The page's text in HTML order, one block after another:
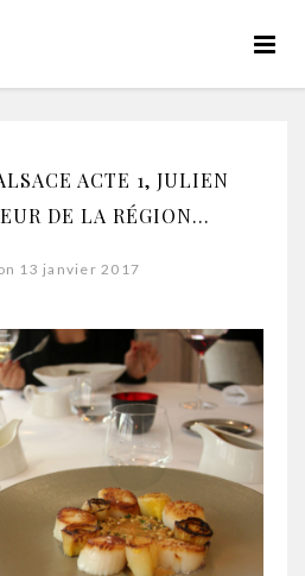
ACTE 1, JULIEN
DE LA RÉGION…
13 janvier 2017